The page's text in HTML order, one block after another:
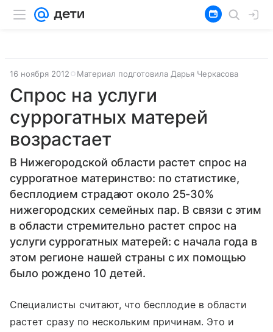
16 ноября 2012 Материал подготовила Дарья Черкасова
Спрос на услуги
суррогатных матерей
возрастает
В Нижегородской области растет спрос на
суррогатное материнство: по статистике,
бесплодием страдают около 25-30%
нижегородских семейных пар. В связи с этим
в области стремительно растет спрос на
услуги суррогатных матерей: с начала года в
этом регионе нашей страны с их помощью
было рождено 10 детей.
Специалисты считают, что бесплодие в области
растет сразу по нескольким причинам. Это и